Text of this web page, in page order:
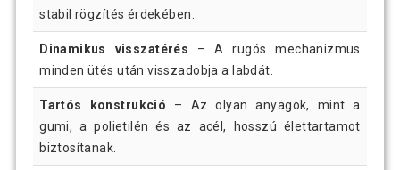
stabil rögzítés érdekében.
Dinamikus visszatérés – A rugós mechanizmus
minden ütés után visszadobja a labdát.
Tartós konstrukció – Az olyan anyagok, mint a
gumi, a polietilén és az acél, hosszú élettartamot
biztosítanak.